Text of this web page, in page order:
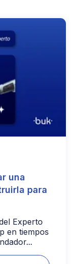
una
para
Experto
en tiempos